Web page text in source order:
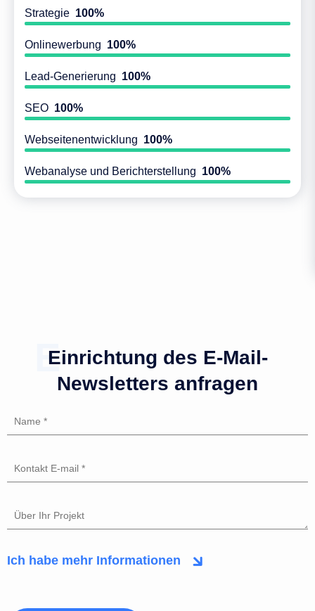
Strategie 100%
Onlinewerbung 100%
Lead-Generierung 100%
SEO 100%
Webseitenentwicklung 100%
Webanalyse und Berichterstellung 100%
Einrichtung des E-Mail-
Newsletters anfragen
Ich habe mehr Informationen